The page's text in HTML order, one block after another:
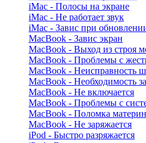
iMac - Полосы на экране
iMac - Не работает звук
iMac - Завис при
MacBook - Завис экран
MacBook - Выход из строя
MacBook - Проблемы с
MacBook - Неисправность
MacBook - Необходимость
MacBook - Не включается
MacBook - Проблемы с
MacBook - Поломка
MacBook - Не заряжается
iPod - Быстро разряжается